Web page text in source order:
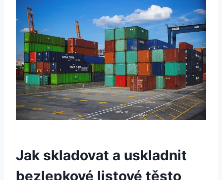
Jak skladovat a uskladnit
bezlepkové listové těsto